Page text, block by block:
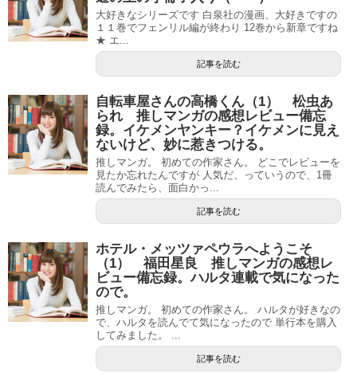
大好きなシリーズです 白泉社の漫画、大好きですの
１１巻でフェンリル編が終わり 12巻から新章ですね
★ エ...
記事を読む
自転車屋さんの高橋くん（1） 松虫あ
られ 推しマンガの感想レビュー備忘
録。イケメンヤンキー？イケメンに見え
ないけど、妙に惹きつける。
推しマンガ。 初めての作家さん。 どこでレビューを
見たか忘れたんですが 人気だ、っていうので、1冊
読んでみたら、面白かっ...
記事を読む
ホテル・メッツァペウラへようこそ
（1） 福田星良 推しマンガの感想レ
ビュー備忘録。ハルタ連載で気になった
ので。
推しマンガ。 初めての作家さん。 ハルタが好きなの
で、ハルタを読んでて気になったので 単行本を購入
してみました。 ...
記事を読む